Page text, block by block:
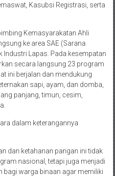
Kasubsi Registrasi, serta
Kemasyarakatan Ahli
ke area SAE (Sarana
Lapas. Pada kesempatan
secara langsung 23 program
ini berjalan dan mendukung
sapi, ayam, dan domba,
panjang, timun, cesim,
dalam keterangannya
dan ketahanan pangan ini tidak
nasional, tetapi juga menjadi
bagi warga binaan agar memiliki